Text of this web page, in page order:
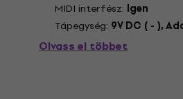
MIDI interfész: Igen
Tápegység: 9V DC ( - ),
Olvass el többet